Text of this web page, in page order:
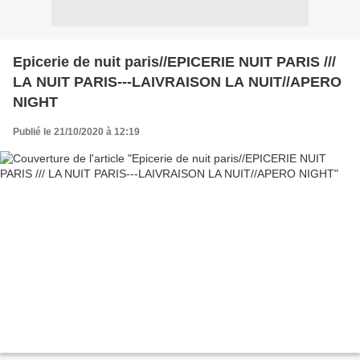
Epicerie de nuit paris//EPICERIE NUIT PARIS ///
LA NUIT PARIS---LAIVRAISON LA NUIT//APERO
NIGHT
Publié le 21/10/2020 à 12:19